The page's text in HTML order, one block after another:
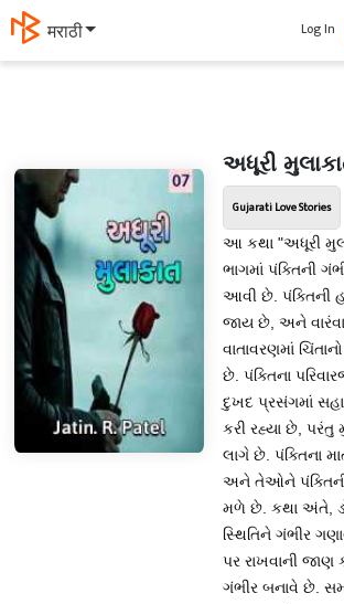
मराठी Log In
અધૂરી
Gujarati Love Stories
આ કથા "અધૂરી
ભાગમાં પંક્તિની
આવી છે. પંક્તિની
જાય છે, અને
વાતાવરણમાં
છે. પંક્તિના
દુખદ પ્રસંગમાં
કરી રહ્યા છે,
લાગે છે. પંક્તિના
અને તેઓને પંક્તિની
મળે છે. કથા અંતે,
સ્થિતિને ગંભીર
પર રાખવાની
ગંભીર બનાવે છે.